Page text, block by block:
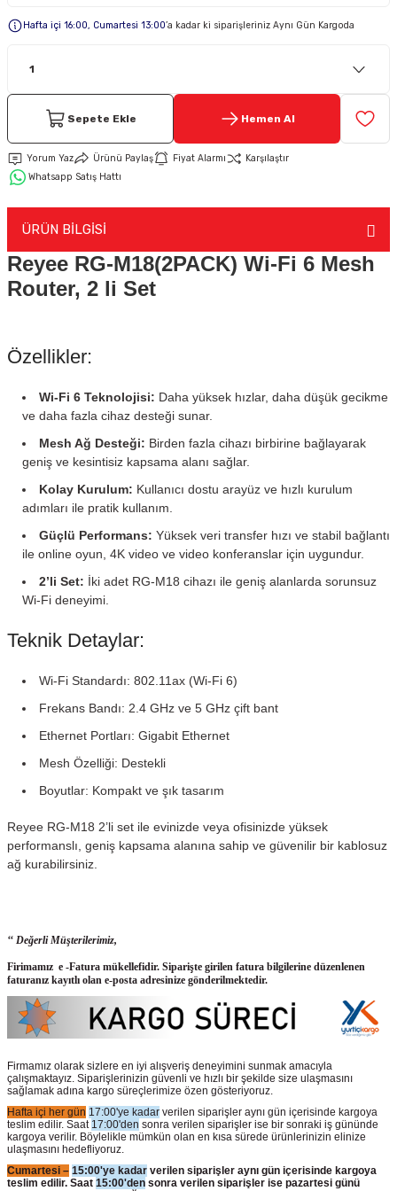
Hafta içi 16:00, Cumartesi 13:00’a kadar ki siparişleriniz Aynı Gün Kargoda
Sepete Ekle Hemen Al
Yorum Yaz Ürünü Paylaş Fiyat Alarmı
Karşılaştır
Whatsapp Satış Hattı
ÜRÜN BİLGİSİ
Reyee RG-M18(2PACK) Wi-Fi 6 Mesh
Router, 2 li Set
Özellikler:
Wi-Fi 6 Teknolojisi: Daha yüksek hızlar, daha düşük gecikme
ve daha fazla cihaz desteği sunar.
Mesh Ağ Desteği: Birden fazla cihazı birbirine bağlayarak
geniş ve kesintisiz kapsama alanı sağlar.
Kolay Kurulum: Kullanıcı dostu arayüz ve hızlı kurulum
adımları ile pratik kullanım.
Güçlü Performans: Yüksek veri transfer hızı ve stabil bağlantı
ile online oyun, 4K video ve video konferanslar için uygundur.
2’li Set: İki adet RG-M18 cihazı ile geniş alanlarda sorunsuz
Wi-Fi deneyimi.
Teknik Detaylar:
Wi-Fi Standardı: 802.11ax (Wi-Fi 6)
Frekans Bandı: 2.4 GHz ve 5 GHz çift bant
Ethernet Portları: Gigabit Ethernet
Mesh Özelliği: Destekli
Boyutlar: Kompakt ve şık tasarım
Reyee RG-M18 2’li set ile evinizde veya ofisinizde yüksek
performanslı, geniş kapsama alanına sahip ve güvenilir bir kablosuz
ağ kurabilirsiniz.
‘‘ Değerli Müşterilerimiz,
Firimamız e -Fatura mükellefidir. Siparişte girilen fatura bilgilerine düzenlenen
faturanız kayıtlı olan e-posta adresinize gönderilmektedir.
Firmamız olarak sizlere en iyi alışveriş deneyimini sunmak amacıyla
çalışmaktayız. Siparişlerinizin güvenli ve hızlı bir şekilde size ulaşmasını
sağlamak adına kargo süreçlerimize özen gösteriyoruz.
Hafta içi her gün 17:00'ye kadar verilen siparişler aynı gün içerisinde kargoya
teslim edilir. Saat 17:00'den sonra verilen siparişler ise bir sonraki iş gününde
kargoya verilir. Böylelikle mümkün olan en kısa sürede ürünlerinizin elinize
ulaşmasını hedefliyoruz.
Cumartesi – 15:00'ye kadar verilen siparişler aynı gün içerisinde kargoya
teslim edilir. Saat 15:00'den sonra verilen siparişler ise pazartesi günü